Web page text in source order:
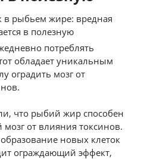
потреблять
обладает уникальным
оградить мозг от
что рыбий жир способен
от влияния токсинов.
новых клеток
ограждающий эффект,